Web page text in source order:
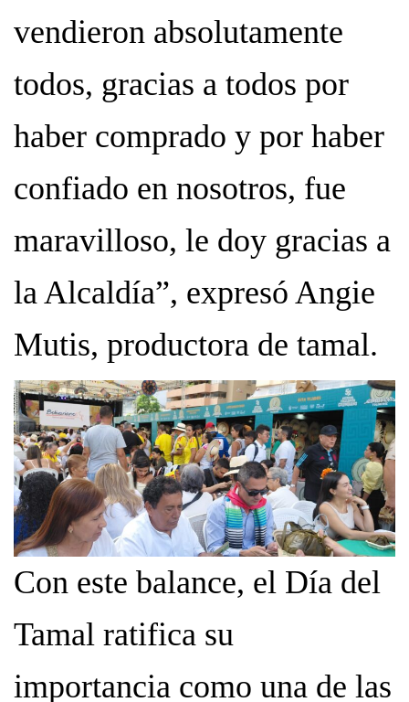
vendieron absolutamente
todos, gracias a todos por
haber comprado y por haber
confiado en nosotros, fue
maravilloso, le doy gracias a
la Alcaldía”, expresó Angie
Mutis, productora de tamal.
Con este balance, el Día del
Tamal ratifica su
importancia como una de las